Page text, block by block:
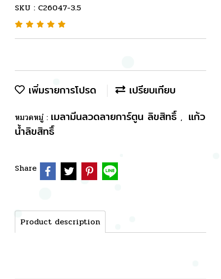
SKU : C26047-3.5
เพิ่มรายการโปรด เปรียบเทียบ
หมวดหมู่ : เมลามีนลวดลายการ์ตูน ลิขสิทธิ์ , แก้ว
น้ำลิขสิทธิ์
Share
Product description